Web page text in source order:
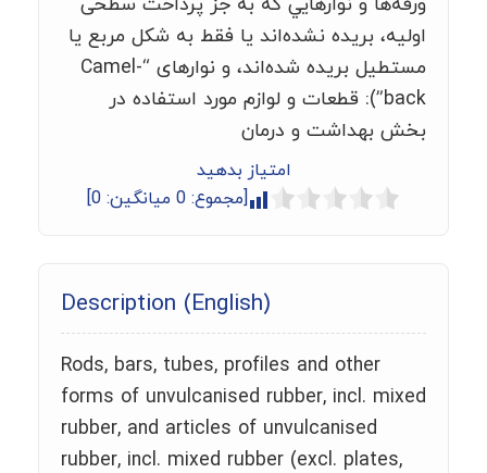
اوليه، بريده نشده‌اند يا فقط به شکل مربع يا
مستطيل بريده شده‌اند، و نوارهای “Camel-
back”): قطعات و لوازم مورد استفاده در
بخش بهداشت و درمان
امتیاز بدهید
[مجموع: 0 میانگین: 0
]
Description (English)
Rods, bars, tubes, profiles and other
forms of unvulcanised rubber, incl. mixed
rubber, and articles of unvulcanised
rubber, incl. mixed rubber (excl. plates,